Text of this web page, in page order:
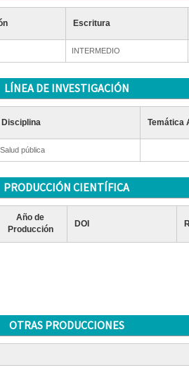
Escritura
INTERMEDIO
LÍNEA DE INVESTIGACIÓN
Disciplina Temática
Salud pública
PRODUCCIÓN CIENTÍFICA
Año de
Producción
DOI
OTRAS PRODUCCIONES